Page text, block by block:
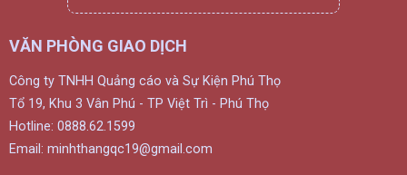
VĂN PHÒNG GIAO DỊCH
Công ty TNHH Quảng cáo và Sự Kiện Phú Thọ
Tổ 19, Khu 3 Vân Phú - TP Việt Trì - Phú Thọ
Hotline: 0888.62.1599
Email: minhthangqc19@gmail.com